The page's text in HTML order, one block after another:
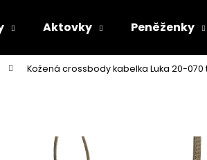
Aktovky Peněženky
Kožená crossbody kabelka Luka 20-070
Co potřebujete najít?